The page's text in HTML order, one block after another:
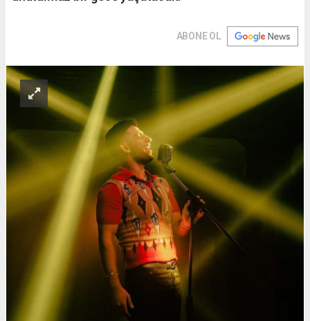
ABONE OL